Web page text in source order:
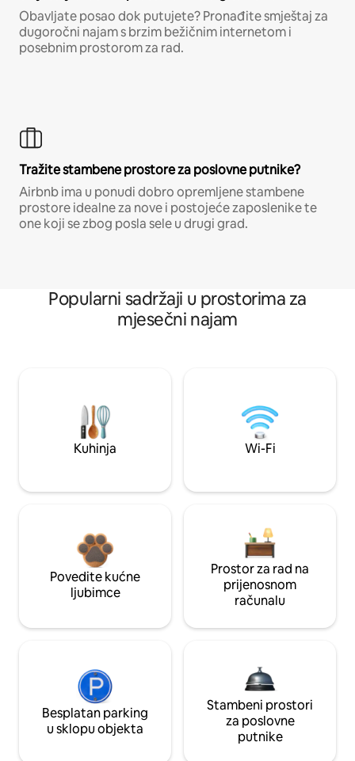
Obavljate posao dok putujete? Pronađite smještaj za
dugoročni najam s brzim bežičnim internetom i
posebnim prostorom za rad.
Tražite stambene prostore za poslovne putnike?
Airbnb ima u ponudi dobro opremljene stambene
prostore idealne za nove i postojeće zaposlenike te
one koji se zbog posla sele u drugi grad.
Popularni sadržaji u prostorima za
mjesečni najam
Kuhinja Wi-Fi
Povedite kućne
ljubimce
Prostor za rad na
prijenosnom
računalu
Besplatan parking
u sklopu objekta
Stambeni prostori
za poslovne
putnike